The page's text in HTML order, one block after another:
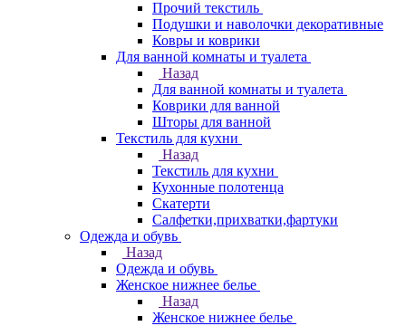
Прочий текстиль
Подушки и наволочки декоративные
Ковры и коврики
Для ванной комнаты и туалета
Назад
Для ванной комнаты и туалета
Коврики для ванной
Шторы для ванной
Текстиль для кухни
Назад
Текстиль для кухни
Кухонные полотенца
Скатерти
Салфетки,прихватки,фартуки
Одежда и обувь
Назад
Одежда и обувь
Женское нижнее белье
Назад
Женское нижнее белье